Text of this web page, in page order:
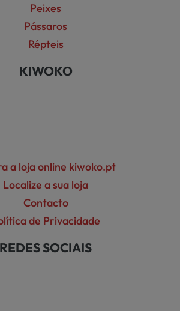
Peixes
Pássaros
Répteis
KIWOKO
a loja online kiwoko.pt
Localize a sua loja
Contacto
de Privacidade
REDES SOCIAIS